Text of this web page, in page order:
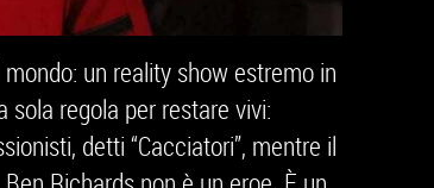
un reality show estremo in
sola regola per restare vivi:
detti “Cacciatori”, mentre il